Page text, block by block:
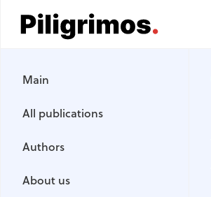
Main
All publications
Authors
About us